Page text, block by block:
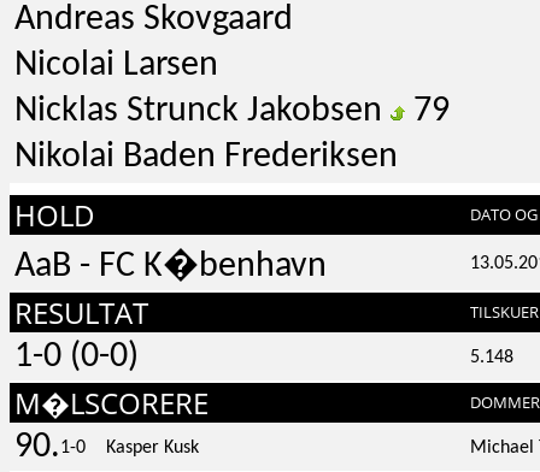
Andreas Skovgaard
Nicolai Larsen
Nicklas Strunck Jakobsen
79
Nikolai Baden Frederiksen
HOLD DATO
AaB - FC K�benhavn
RESULTAT
1-0 (0-0) 5.148
M�LSCORERE DOMMER
90.1-0 Kasper Kusk Michael